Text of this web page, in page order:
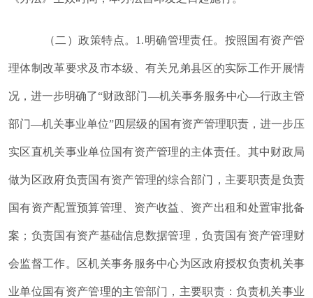
（二）政策特点。 1.明确管理责任。 按照国有资产管
理体制改革要求及市本级、有关兄弟县区的实际工作开展情
况 ，进一步明确了“财政部门—机关事务服务中心—行政主管
部门—机关事业单位”四层级的国有资产管理职责， 进一步压
实区直机关事业单位国有资产管理的主体责任。 其中财政局
做为区政府负责国有资产管理的综合部门 ， 主要职责是负责
国有资产配置预算管理、资产收益、资产出租和处置审批备
案 ； 负责国有资产基础信息数据管理 ，负责国有资产管理财
会监督工作。 区机关事务服务中心为区政府授权负责机关事
业单位国有资产管理的主管部门 ， 主要职责：负责机关事业